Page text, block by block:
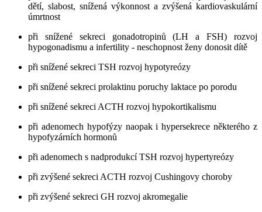
dětí, slabost, snížená výkonnost a zvýšená kardiovaskulární
úmrtnost
při snížené sekreci gonadotropinů (LH a FSH) rozvoj
hypogonadismu a infertility - neschopnost ženy donosit dítě
při snížené sekreci TSH rozvoj hypotyreózy
při snížené sekreci prolaktinu poruchy laktace po porodu
při snížené sekreci ACTH rozvoj hypokortikalismu
při adenomech hypofýzy naopak i hypersekrece některého z
hypofyzárních hormonů
při adenomech s nadprodukcí TSH rozvoj hypertyreózy
při zvýšené sekreci ACTH rozvoj Cushingovy choroby
při zvýšené sekreci GH rozvoj akromegalie